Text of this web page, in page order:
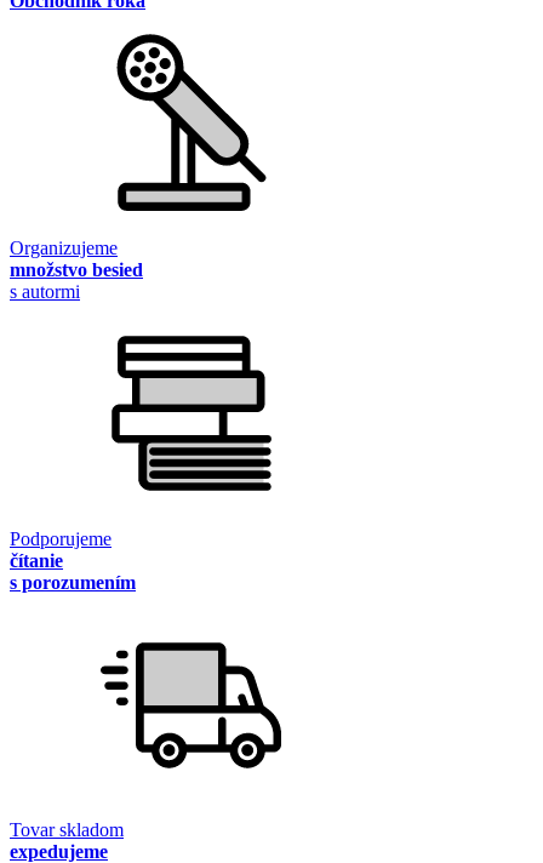
Organizujeme
množstvo besied
s autormi
Podporujeme
čítanie
s porozumením
Tovar skladom
expedujeme